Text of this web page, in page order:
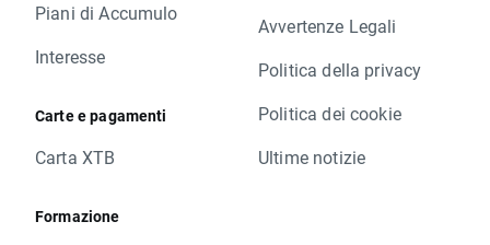
Piani di Accumulo
Interesse
Carte e pagamenti
Carta XTB
Formazione
Avvertenze Legali
Politica della privacy
Politica dei cookie
Ultime notizie